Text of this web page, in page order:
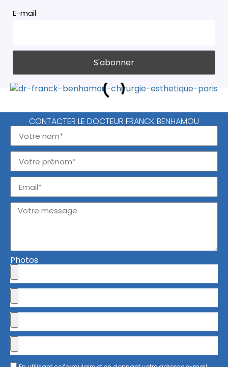
E-mail
CONTACTER LE DOCTEUR FRANCK BENHAMOU
Photos